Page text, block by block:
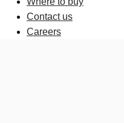
Contact us
Careers